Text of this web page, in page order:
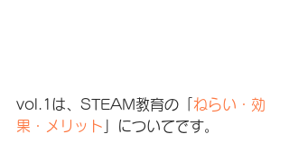
vol.1は、STEAM教育の「 ねらい・効
果・メリット 」についてです。